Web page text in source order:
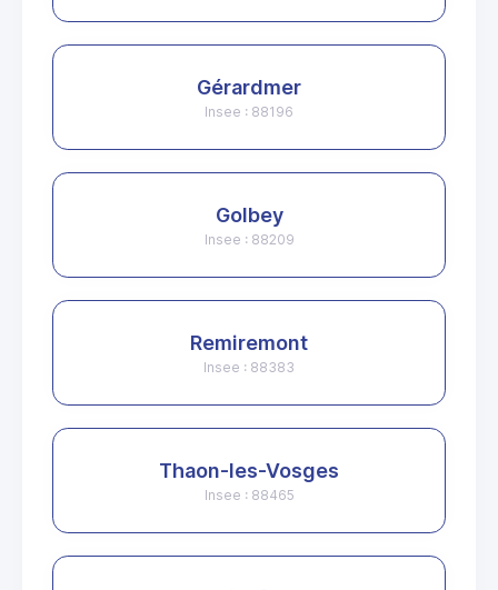
Gérardmer
Insee : 88196
Golbey
Insee : 88209
Remiremont
Insee : 88383
Thaon-les-Vosges
Insee : 88465